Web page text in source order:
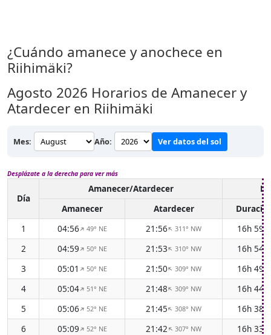
¿Cuándo amanece y anochece en
Riihimäki?
Agosto 2026 Horarios de Amanecer y
Atardecer en Riihimäki
Mes: Año: Ver datos del sol
Desplázate a la derecha para ver más
Día
Amanecer/Atardecer
Amanecer
Atardecer
1
04:56↑ 49° NE 21:56↑311° NW
16h 59m
2
04:59↑ 50° NE 21:53↑310° NW
16h 54m
3
05:01↑ 50° NE 21:50↑309° NW
16h 49m
4
05:04↑ 51° NE 21:48↑309° NW
16h 44m
5
05:06↑ 52° NE 21:45↑308° NW
16h 38m
6
05:09↑ 52° NE 21:42↑307° NW
16h 33m